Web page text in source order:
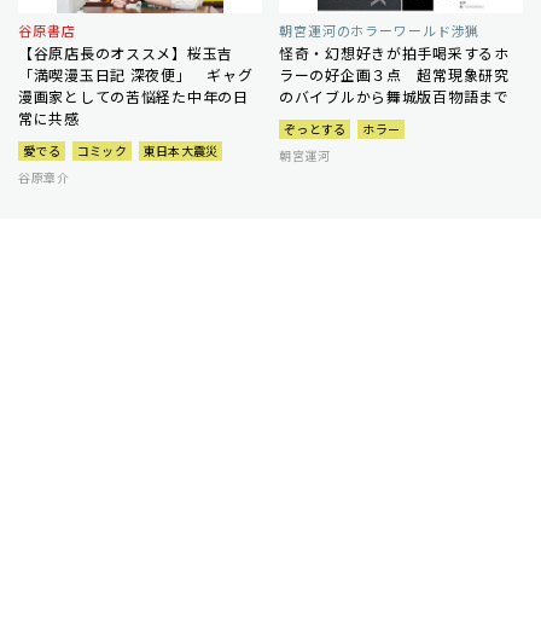
谷原書店
【谷原店長のオススメ】桜玉吉
「満喫漫玉日記 深夜便」 ギャグ
漫画家としての苦悩経た中年の日
常に共感
愛でる コミック
東日本大震災
谷原章介
朝宮運河のホラーワールド渉猟
怪奇・幻想好きが拍手喝采するホ
ラーの好企画３点 超常現象研究
のバイブルから舞城版百物語まで
ぞっとする
ホラー
朝宮運河